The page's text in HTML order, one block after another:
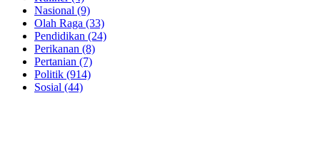
Nasional (9)
Olah Raga (33)
Pendidikan (24)
Perikanan (8)
Pertanian (7)
Politik (914)
Sosial (44)